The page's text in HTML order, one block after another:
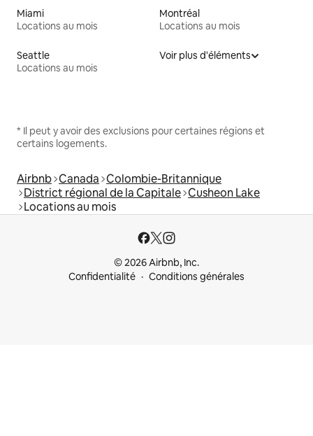
Miami
Locations au mois
Montréal
Locations au mois
Seattle
Locations au mois
Voir plus d'éléments
* Il peut y avoir des exclusions pour certaines régions et
certains logements.
Airbnb Canada Colombie-Britannique
District régional de la Capitale Cusheon Lake
Locations au mois
© 2026 Airbnb, Inc.
Confidentialité
Conditions générales